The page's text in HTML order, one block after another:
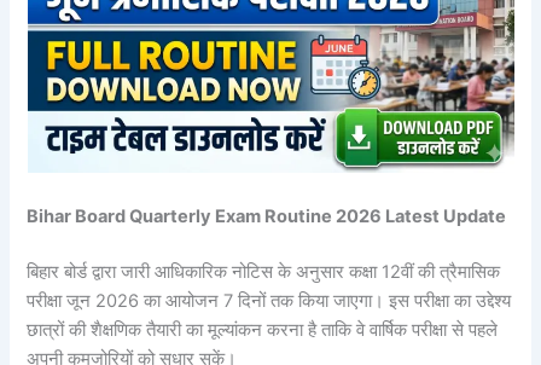
Bihar Board Quarterly Exam Routine 2026 Latest Update
बिहार बोर्ड द्वारा जारी आधिकारिक नोटिस के अनुसार कक्षा 12वीं की त्रैमासिक
परीक्षा जून 2026 का आयोजन 7 दिनों तक किया जाएगा। इस परीक्षा का उद्देश्य
छात्रों की शैक्षणिक तैयारी का मूल्यांकन करना है ताकि वे वार्षिक परीक्षा से पहले
अपनी कमजोरियों को सुधार सकें।